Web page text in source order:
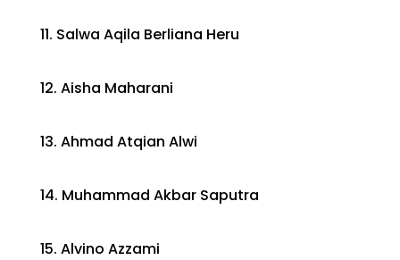
11. Salwa Aqila Berliana Heru
12. Aisha Maharani
13. Ahmad Atqian Alwi
14. Muhammad Akbar Saputra
15. Alvino Azzami